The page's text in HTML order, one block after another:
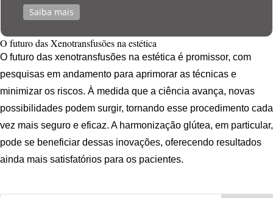
Saiba mais
O futuro das Xenotransfusões na estética
O futuro das xenotransfusões na estética é promissor, com
pesquisas em andamento para aprimorar as técnicas e
minimizar os riscos. À medida que a ciência avança, novas
possibilidades podem surgir, tornando esse procedimento cada
vez mais seguro e eficaz. A harmonização glútea, em particular,
pode se beneficiar dessas inovações, oferecendo resultados
ainda mais satisfatórios para os pacientes.